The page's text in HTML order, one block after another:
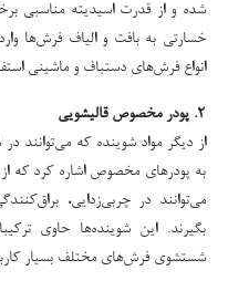
شده و از قدرت اسیدیته مناسبی
خسارتی به بافت و الیاف فرش‌ها
انواع فرش‌های دستباف و ماشینی
۲. پودر مخصوص قالیشویی
از دیگر مواد شوینده که می‌توانند
به پودرهای مخصوص اشاره کرد که از
می‌توانند در چربی‌زدایی،
بگیرند. این شوینده‌ها حاوی
شستشوی فرش‌های مختلف بسیار